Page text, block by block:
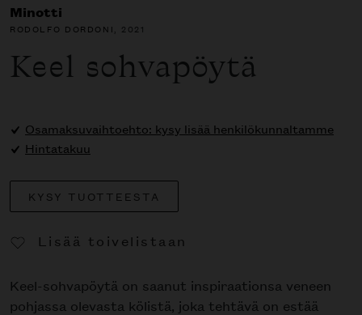
Minotti
RODOLFO DORDONI, 2021
Keel sohvapöytä
Osamaksuvaihtoehto: kysy lisää henkilökunnaltamme
Hintatakuu
KYSY TUOTTEESTA
Lisää toivelistaan
Keel-sohvapöytä on saanut inspiraationsa veneen
pohjassa olevasta kölistä, joka tehtävä on estää